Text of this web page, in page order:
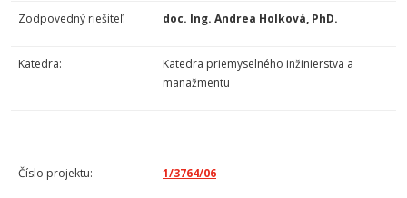
Zodpovedný riešiteľ: doc. Ing. Andrea Holková, PhD.
Katedra:
Katedra priemyselného inžinierstva a
manažmentu
Číslo projektu: 1/3764/06